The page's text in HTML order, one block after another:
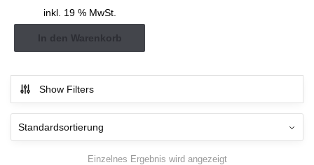
inkl. 19 % MwSt.
In den Warenkorb
Show Filters
Einzelnes Ergebnis wird angezeigt